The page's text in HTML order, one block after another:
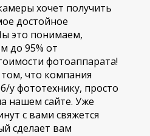
хочет получить
достойное
это понимаем,
до 95% от
фотоаппарата!
что компания
у фототехнику, просто
нашем сайте. Уже
с вами свяжется
сделает вам